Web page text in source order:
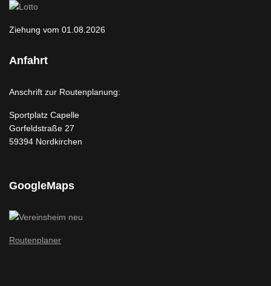
Ziehung vom 01.08.2026
Anfahrt
Anschrift zur Routenplanung:
Sportplatz Capelle
Gorfeldstraße 27
59394 Nordkirchen
GoogleMaps
Routenplaner